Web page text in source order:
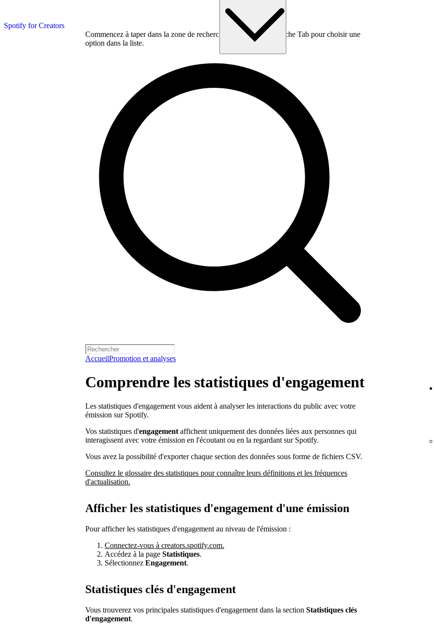
Spotify for Creators
Commencez à taper dans la zone de recherche, puis utilisez la touche Tab pour choisir une
option dans la liste.
AccueilPromotion et analyses
Comprendre les statistiques d'engagement
Les statistiques d'engagement vous aident à analyser les interactions du public avec votre
émission sur Spotify.
Vos statistiques d'engagement affichent uniquement des données liées aux personnes qui
interagissent avec votre émission en l'écoutant ou en la regardant sur Spotify.
Vous avez la possibilité d'exporter chaque section des données sous forme de fichiers CSV.
Consultez le glossaire des statistiques pour connaître leurs définitions et les fréquences
d'actualisation.
Afficher les statistiques d'engagement d'une émission
Pour afficher les statistiques d'engagement au niveau de l'émission :
Connectez-vous à creators.spotify.com.
Accédez à la page Statistiques.
Sélectionnez Engagement.
Statistiques clés d'engagement
Vous trouverez vos principales statistiques d'engagement dans la section Statistiques clés
d'engagement.